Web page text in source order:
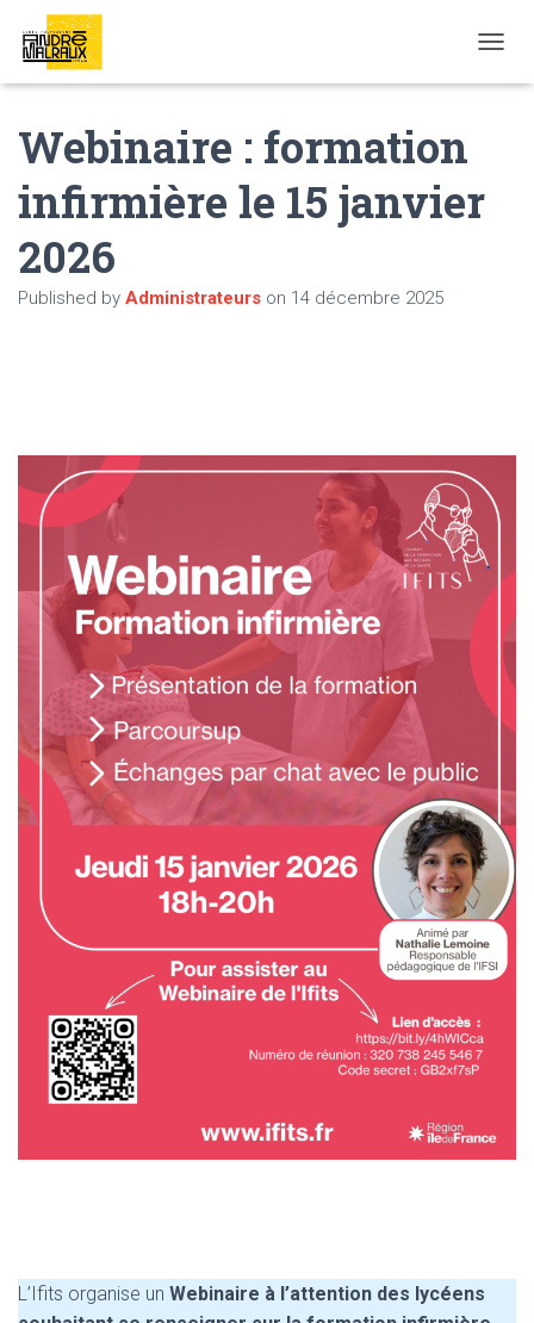
Webinaire : formation
infirmière le 15 janvier
2026
Published by Administrateurs on 14 décembre 2025
L’Ifits organise un Webinaire à l’attention des lycéens